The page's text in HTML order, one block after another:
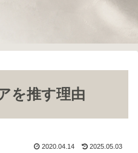
を推す理由
2020.04.14 2025.05.03